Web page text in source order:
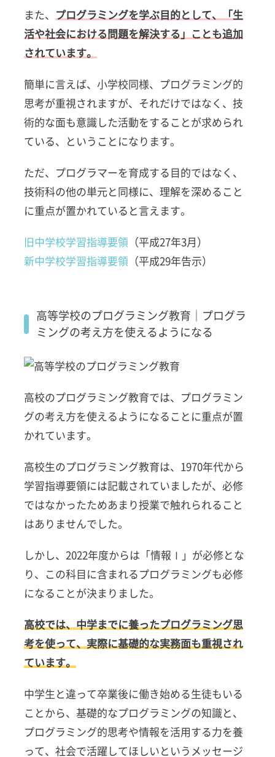
のご
紹介
プロ
ミン
グ教
育 ま
とめ
また、
プログラミングを学ぶ目的として、「生
活や社会における問題を解決する」ことも追加
されています。
簡単に言えば、小学校同様、プログラミング的
思考が重視されますが、それだけではなく、技
術的な面も意識した活動をすることが求められ
ている、ということになります。
ただ、プログラマーを育成する目的ではなく、
技術科の他の単元と同様に、理解を深めること
に重点が置かれていると言えます。
旧中学校学習指導要領 （平成27年3月）
新中学校学習指導要領 （平成29年告示）
高等学校のプログラミング教育｜プログラ
ミングの考え方を使えるようになる
高校のプログラミング教育では、プログラミン
グの考え方を使えるようになることに重点が置
かれています。
高校生のプログラミング教育は、1970年代から
学習指導要領には記載されていましたが、必修
ではなかったためあまり授業で触れられること
はありませんでした。
しかし、2022年度からは「情報Ⅰ」が必修とな
り、この科目に含まれるプログラミングも必修
になることが決まりました。
高校では、中学までに養ったプログラミング思
考を使って、実際に基礎的な実務面も重視され
ています。
中学生と違って卒業後に働き始める生徒もいる
ことから、基礎的なプログラミングの知識と、
プログラミング的思考や情報を活用する力を養
って、社会で活躍してほしいというメッセージ